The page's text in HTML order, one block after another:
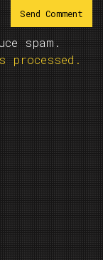
spam.
processed.